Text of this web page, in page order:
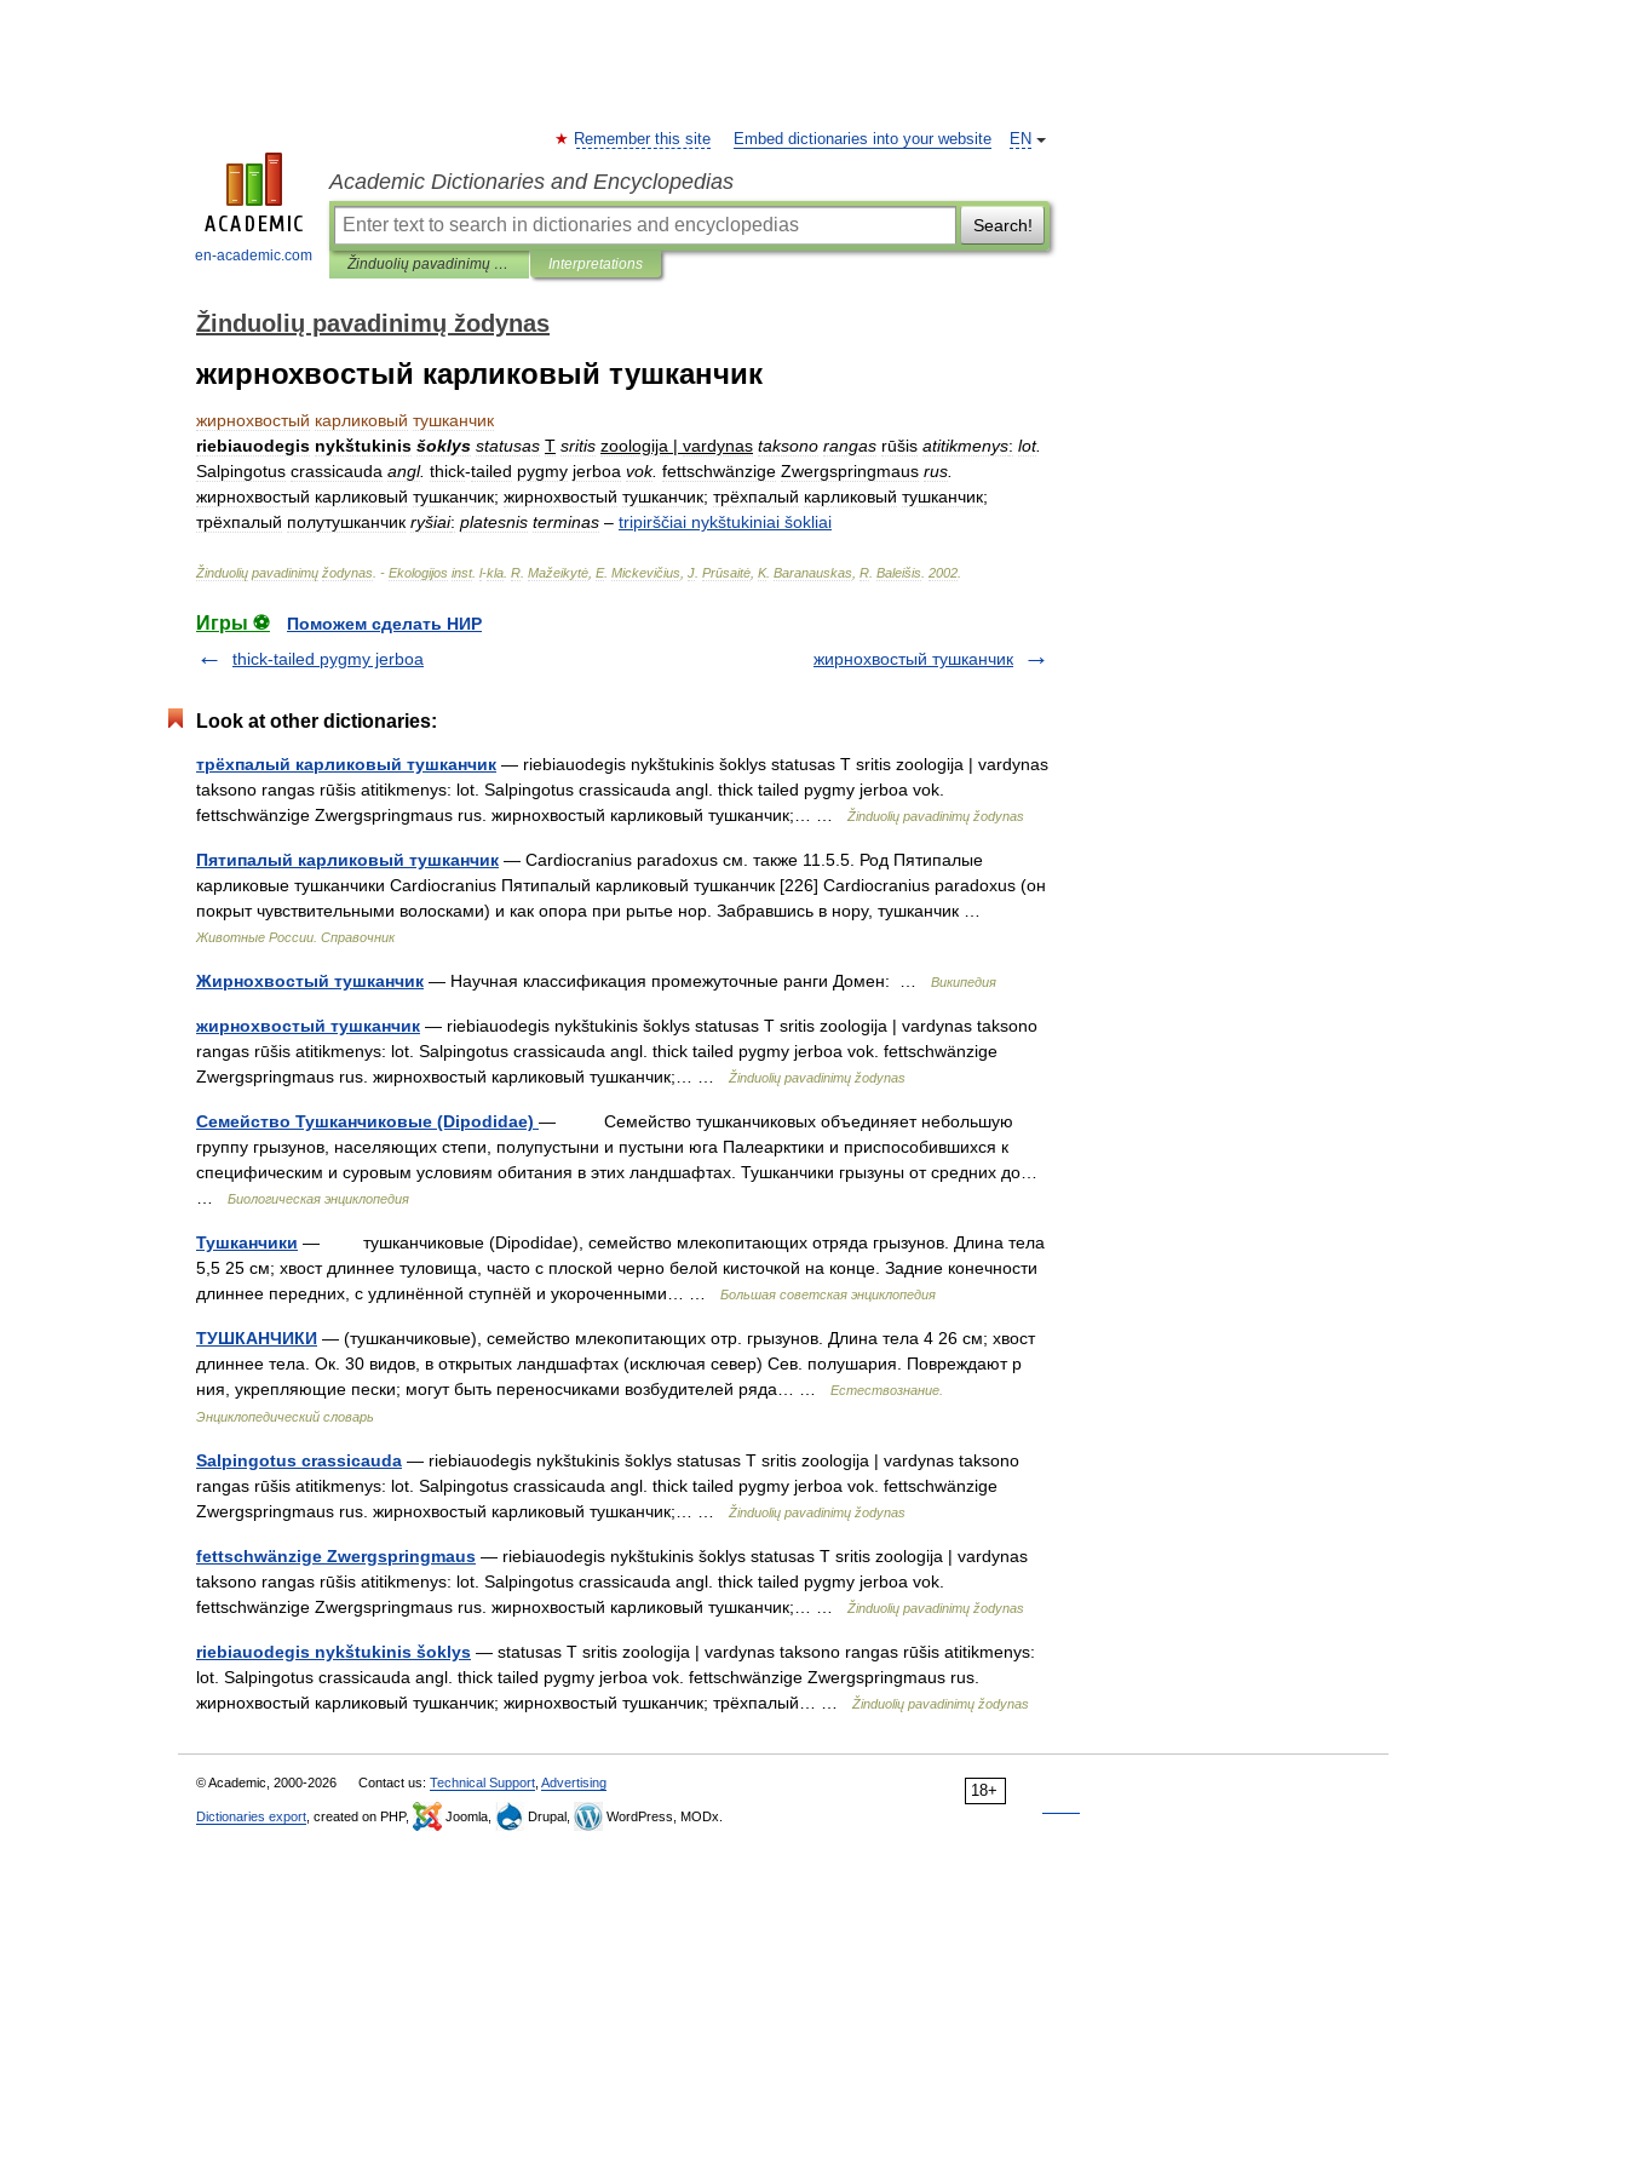
en-academic.com
EN
Remember this site Embed dictionaries into your website
Academic Dictionaries and Encyclopedias
Search!
Žinduolių pavadinimų žodynas Interpretations
Žinduolių pavadinimų žodynas
жирнохвостый карликовый тушканчик
жирнохвостый карликовый тушканчик
riebiauodegis nykštukinis šoklys statusas T sritis zoologija | vardynas taksono rangas rūšis atitikmenys: lot.
Salpingotus crassicauda angl. thick-tailed pygmy jerboa vok. fettschwänzige Zwergspringmaus rus
жирнохвостый карликовый тушканчик; жирнохвостый тушканчик; трёхпалый карликовый тушканчик;
трёхпалый полутушканчик ryšiai: platesnis terminas – tripirščiai nykštukiniai šokliai
Žinduolių pavadinimų žodynas . - Ekologijos inst. l-kla R Mažeikytė E. Mickevičius J Prūsaitė K. Baranauskas R Baleišis 2002
Игры ⚽
Поможем сделать НИР
thick-tailed pygmy jerboa
жирнохвостый тушканчик
Look at other dictionaries:
трёхпалый карликовый тушканчик — riebiauodegis nykštukinis šoklys statusas T sritis zoologija | vardynas
taksono rangas rūšis atitikmenys: lot. Salpingotus crassicauda angl. thick tailed pygmy jerboa vok.
fettschwänzige Zwergspringmaus rus. жирнохвостый карликовый тушканчик;… …
Žinduolių pavadinimų žodynas
Пятипалый карликовый тушканчик — Cardiocranius paradoxus см. также 11.5.5. Род Пятипалые
карликовые тушканчики Cardiocranius Пятипалый карликовый тушканчик [226] Cardiocranius paradoxus (он
покрыт чувствительными волосками) и как опора при рытье нор. Забравшись в нору, тушканчик …
Животные России. Справочник
Жирнохвостый тушканчик — Научная классификация промежуточные ранги Домен: … Википедия
жирнохвостый тушканчик — riebiauodegis nykštukinis šoklys statusas T sritis zoologija | vardynas taksono
rangas rūšis atitikmenys: lot. Salpingotus crassicauda angl. thick tailed pygmy jerboa vok. fettschwänzige
Zwergspringmaus rus. жирнохвостый карликовый тушканчик;… …
Žinduolių pavadinimų žodynas
Семейство Тушканчиковые (Dipodidae) — Семейство тушканчиковых объединяет небольшую
группу грызунов, населяющих степи, полупустыни и пустыни юга Палеарктики и приспособившихся к
специфическим и суровым условиям обитания в этих ландшафтах. Тушканчики грызуны от средних до…
Биологическая энциклопедия
Тушканчики — тушканчиковые (Dipodidae), семейство млекопитающих отряда грызунов. Длина тела
5,5 25 см; хвост длиннее туловища, часто с плоской черно белой кисточкой на конце. Задние конечности
длиннее передних, с удлинённой ступнёй и укороченными… …
Большая советская энциклопедия
ТУШКАНЧИКИ — (тушканчиковые), семейство млекопитающих отр. грызунов. Длина тела 4 26 см; хвост
длиннее тела. Ок. 30 видов, в открытых ландшафтах (исключая север) Сев. полушария. Повреждают р
ния, укрепляющие пески; могут быть переносчиками возбудителей ряда… …
Естествознание.
Энциклопедический словарь
Salpingotus crassicauda — riebiauodegis nykštukinis šoklys statusas T sritis zoologija | vardynas taksono
rangas rūšis atitikmenys: lot. Salpingotus crassicauda angl. thick tailed pygmy jerboa vok. fettschwänzige
Zwergspringmaus rus. жирнохвостый карликовый тушканчик;… …
Žinduolių pavadinimų žodynas
fettschwänzige Zwergspringmaus — riebiauodegis nykštukinis šoklys statusas T sritis zoologija | vardynas
taksono rangas rūšis atitikmenys: lot. Salpingotus crassicauda angl. thick tailed pygmy jerboa vok.
fettschwänzige Zwergspringmaus rus. жирнохвостый карликовый тушканчик;… …
Žinduolių pavadinimų žodynas
riebiauodegis nykštukinis šoklys — statusas T sritis zoologija | vardynas taksono rangas rūšis atitikmenys:
lot. Salpingotus crassicauda angl. thick tailed pygmy jerboa vok. fettschwänzige Zwergspringmaus rus.
жирнохвостый карликовый тушканчик; жирнохвостый тушканчик; трёхпалый… …
Žinduolių pavadinimų žodynas
18+
© Academic, 2000-2026 Contact us: Technical Support Advertising
Dictionaries export , created on PHP, Joomla, Drupal, WordPress, MODx.